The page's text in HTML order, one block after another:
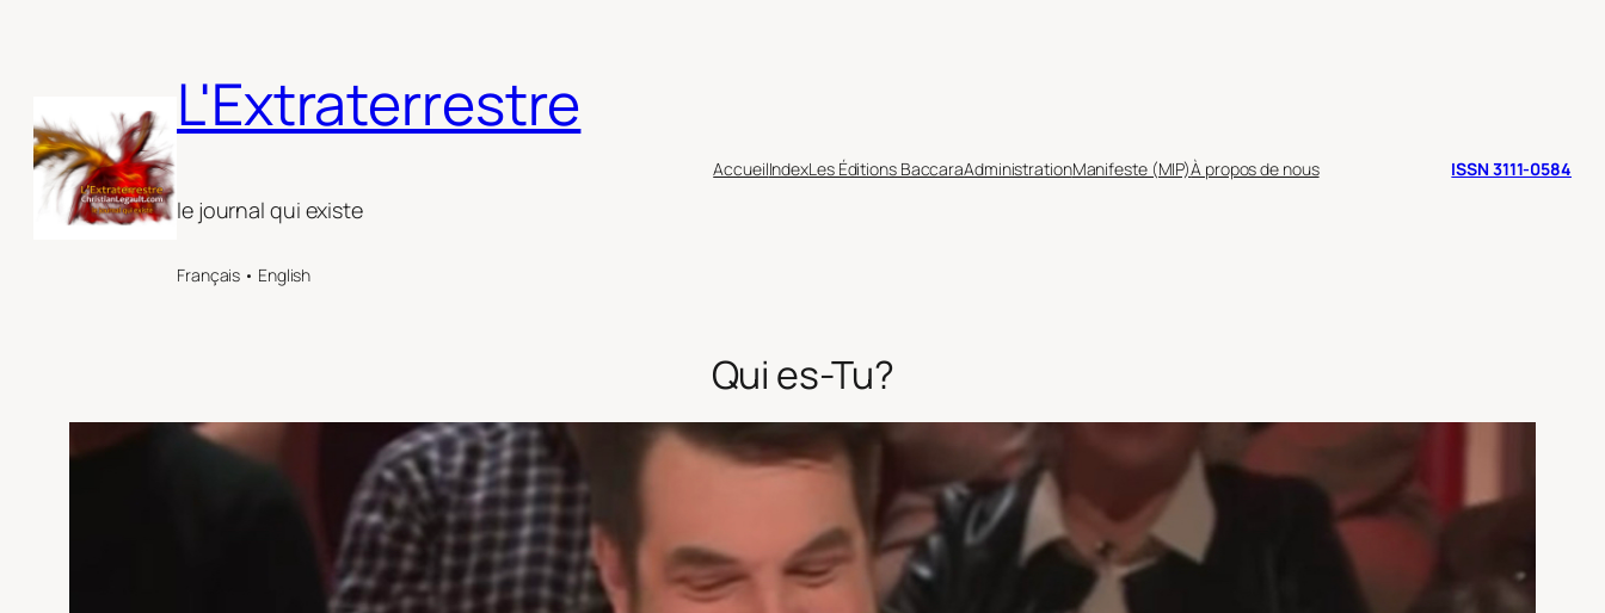
L'Extraterrestre
le journal qui existe
Français • English
AccueilIndexLes Éditions BaccaraAdministrationManifeste (MIP)À propos de nous ISSN 3111-0584
Qui es-Tu?